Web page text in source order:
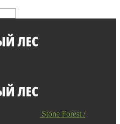
Stone Forest /